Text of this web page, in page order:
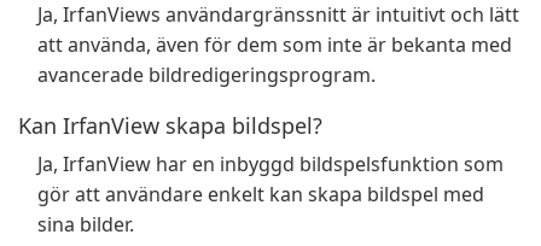
Ja, IrfanViews användargränssnitt är intuitivt och lätt
att använda, även för dem som inte är bekanta med
avancerade bildredigeringsprogram.
Kan IrfanView skapa bildspel?
Ja, IrfanView har en inbyggd bildspelsfunktion som
gör att användare enkelt kan skapa bildspel med
sina bilder.